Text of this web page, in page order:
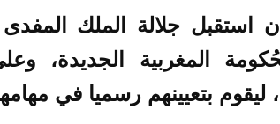
جلالة الملك
المغربية الجديدة،
بتعيينهم رسميا في